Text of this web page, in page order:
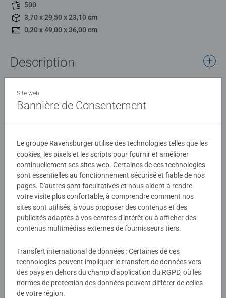
500
3,70 x 29,50 x 23,10 cm
0,20 x 49,00 x 36,00 cm
Description
sauvage, Artiste, Nostalgie, Photo d'Art, Fantastique et
Mes Héros), Nathan dévoile une sélection raffinée
d'images inédites et originales, pour répondre à toutes les
marque Nathan élabore ses puzzles à partir d'images
choisies avec le plus grand soin, pour leur qualité, leur
dimension symbolique ou les émotions qu'elles
suscitent.
Pour les puzzleurs occasionnels et les adolescents, le
format 500 pièces est idéal pour profiter de cette activité,
propice au calme et à la relaxation.
Numéro d'article:
12001800
EAN:
4005555018001
Avertissements et informations du fabricant
Produits similaires
Aucune évaluation n'a encore été
soumise
Site web
Bannière de Consentement
Le groupe Ravensburger utilise des technologies telles que les
cookies, les pixels et les scripts pour fournir et améliorer
continuellement ses sites web. Certaines de ces technologies
sont essentielles au fonctionnement sécurisé et fiable de nos
pages. D'autres sont facultatives et nous aident à rendre
votre visite plus confortable, à comprendre comment nos
sites sont utilisés, à vous proposer des contenus et des
publicités adaptés à vos centres d'intérêt ou à afficher des
contenus multimédias externes de fournisseurs tiers.
Transfert international de données : Certaines de ces
technologies peuvent impliquer le transfert de données vers
des pays en dehors du champ d'application du RGPD, où les
normes de protection des données peuvent différer de celles
de votre région.